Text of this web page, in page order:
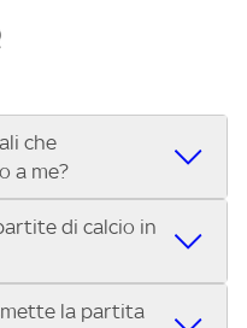
che
a me?
vicino a te per
la Serie C Sky Wifi, la
Europa League, la UEFA
1®, la MotoGP™ e
di calcio in
mostrano le partite
la partita